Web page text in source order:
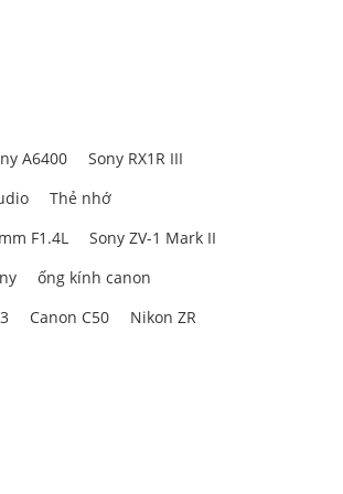
A6400
Sony RX1R III
Thẻ nhớ
F1.4L
Sony ZV-1 Mark II
ống kính canon
Canon C50
Nikon ZR